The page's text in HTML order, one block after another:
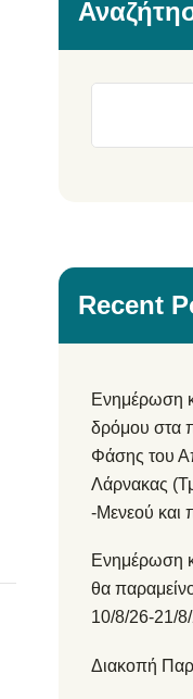
Recent
Ενημέρωση
δρόμου στα
Φάσης του
Λάρνακας
-Μενεού και
Ενημέρωση
θα
10/8/26-21/
Διακοπή